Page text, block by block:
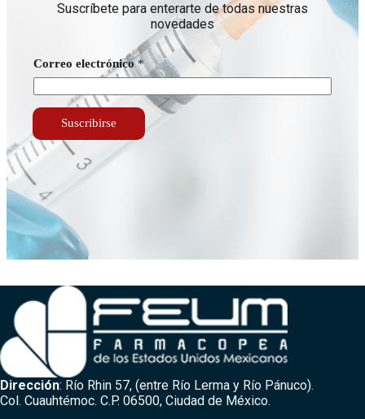
Suscríbete para enterarte de todas nuestras
novedades
l
e
c
t
ó
n
o
*
Correo electrónico*
Suscribirse
Dirección: Río Rhin 57, (entre Río Lerma y Río Pánuco).
Col. Cuauhtémoc. C.P. 06500, Ciudad de México.